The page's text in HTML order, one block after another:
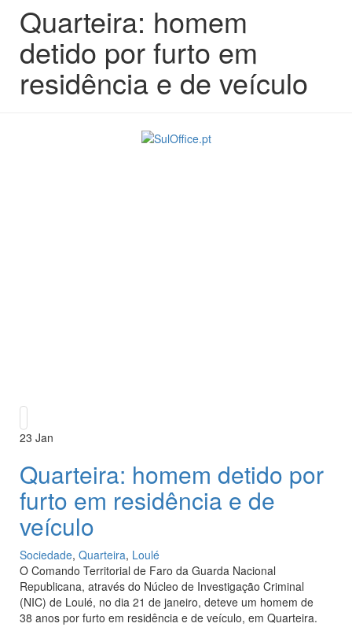
Quarteira: homem
detido por furto em
residência e de veículo
23 Jan
Quarteira: homem detido por
furto em residência e de
veículo
Sociedade, Quarteira, Loulé
O Comando Territorial de Faro da Guarda Nacional
Republicana, através do Núcleo de Investigação Criminal
(NIC) de Loulé, no dia 21 de janeiro, deteve um homem de
38 anos por furto em residência e de veículo, em Quarteira.